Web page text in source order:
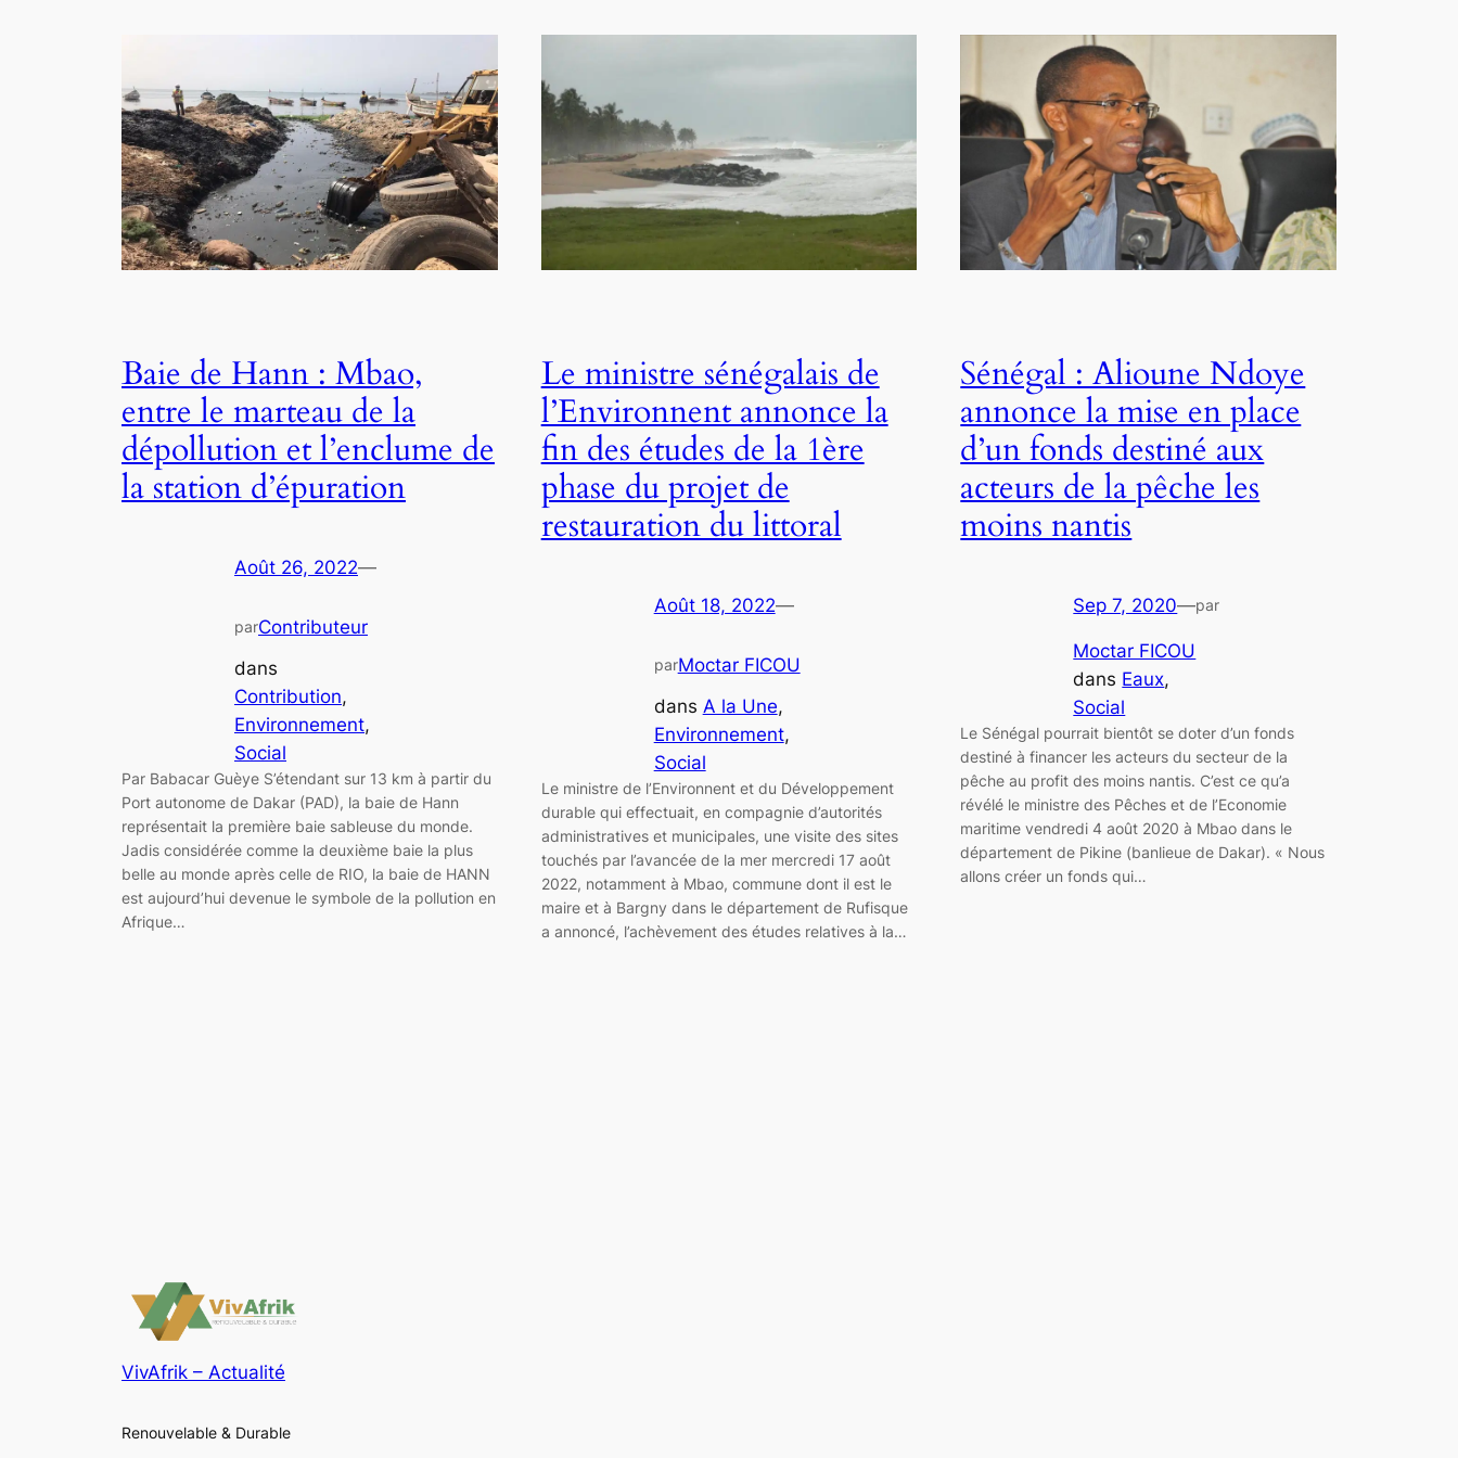
Baie de Hann : Mbao,
entre le marteau de la
dépollution et l’enclume de
la station d’épuration
Août 26, 2022—
parContributeur
dans
Contribution
Environnement
Social
Par Babacar Guèye S’étendant sur 13 km à partir du
Port autonome de Dakar (PAD), la baie de Hann
représentait la première baie sableuse du monde.
Jadis considérée comme la deuxième baie la plus
belle au monde après celle de RIO, la baie de HANN
est aujourd’hui devenue le symbole de la pollution en
Afrique…
Le ministre sénégalais de
l’Environnent annonce la
fin des études de la 1ère
phase du projet de
restauration du littoral
Août 18, 2022—
parMoctar FICOU
dans A la Une
Environnement
Social
Le ministre de l’Environnent et du Développement
durable qui effectuait, en compagnie d’autorités
administratives et municipales, une visite des sites
touchés par l’avancée de la mer mercredi 17 août
2022, notamment à Mbao, commune dont il est le
maire et à Bargny dans le département de Rufisque
a annoncé, l’achèvement des études relatives à la…
Sénégal : Alioune Ndoye
annonce la mise en place
d’un fonds destiné aux
acteurs de la pêche les
moins nantis
Sep 7, 2020—par
Moctar FICOU
dans Eaux
Social
Le Sénégal pourrait bientôt se doter d’un fonds
destiné à financer les acteurs du secteur de la
pêche au profit des moins nantis. C’est ce qu’a
révélé le ministre des Pêches et de l’Economie
maritime vendredi 4 août 2020 à Mbao dans le
département de Pikine (banlieue de Dakar). « Nous
allons créer un fonds qui…
VivAfrik – Actualité
Renouvelable & Durable